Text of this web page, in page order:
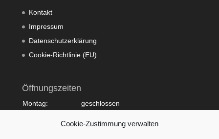
Cookie-Zustimmung verwalten
Kontakt
Impressum
Datenschutzerklärung
Cookie-Richtlinie (EU)
Öffnungszeiten
Montag:
geschlossen
09:00 - 18:00